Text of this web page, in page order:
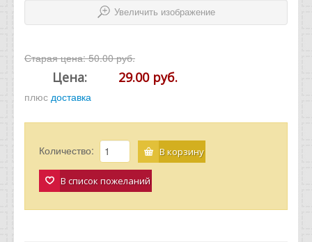
Увеличить изображение
Старая цена:50.00 руб.
Цена: 29.00 руб.
плюс доставка
Количество: В корзину
В список пожеланий